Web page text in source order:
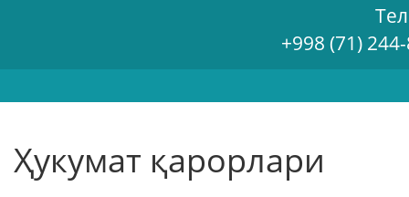
+998 (71)
Ҳукумат қарорлари